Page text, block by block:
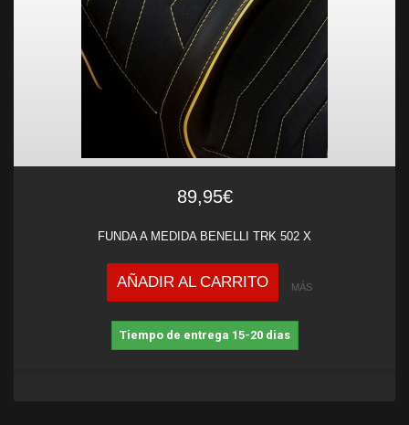
89,95€
FUNDA A MEDIDA BENELLI TRK 502 X
AÑADIR AL CARRITO MÁS
Tiempo de entrega 15-20 dias